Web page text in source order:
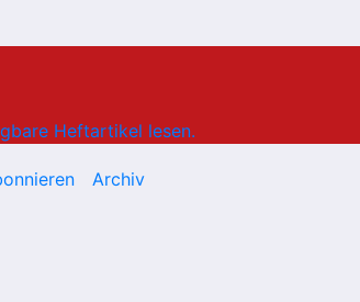
Heftartikel lesen.
Archiv